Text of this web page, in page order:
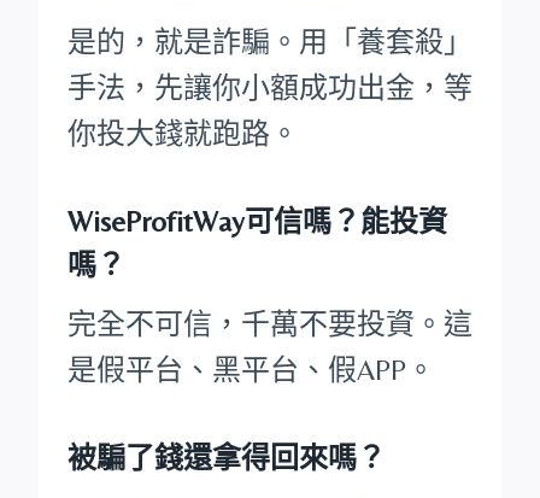
是的，就是詐騙。用「養套殺」
手法，先讓你小額成功出金，等
你投大錢就跑路。
WiseProfitWay可信嗎？能投資
嗎？
完全不可信，千萬不要投資。這
是假平台、黑平台、假APP。
被騙了錢還拿得回來嗎？